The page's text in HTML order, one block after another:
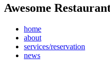
Awesome
home
about
services/reservation
news